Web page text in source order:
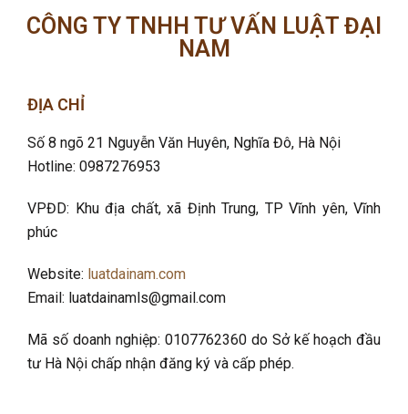
CÔNG TY TNHH TƯ VẤN LUẬT ĐẠI
NAM
ĐỊA CHỈ
Số 8 ngõ 21 Nguyễn Văn Huyên, Nghĩa Đô, Hà Nội
Hotline: 0987276953
VPĐD: Khu địa chất, xã Định Trung, TP Vĩnh yên, Vĩnh
phúc
Website: luatdainam.com
Email: luatdainamls@gmail.com
Mã số doanh nghiệp: 0107762360 do Sở kế hoạch đầu
tư Hà Nội chấp nhận đăng ký và cấp phép.